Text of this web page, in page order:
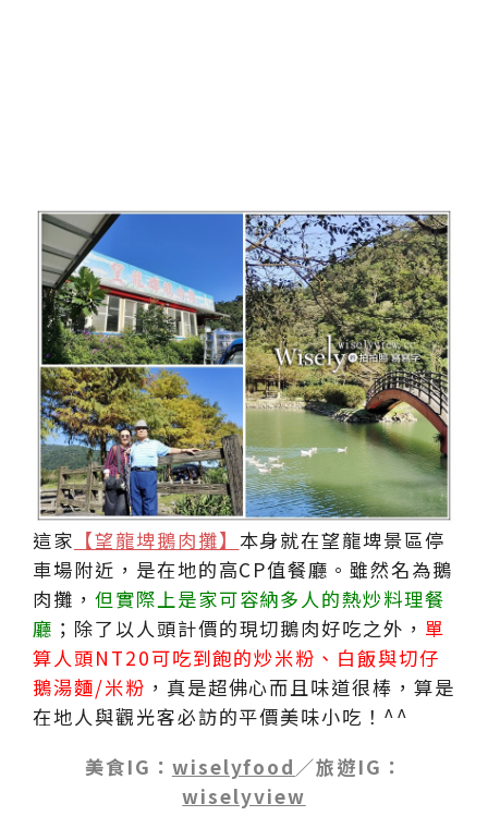
這家 【望龍埤鵝肉攤】 本身就在望龍埤景區停
車場附近，是在地的高CP值餐廳。雖然名為鵝
肉攤， 但實際上是家可容納多人的熱炒料理餐
廳 ；除了以人頭計價的現切鵝肉好吃之外， 單
算人頭NT20可吃到飽的炒米粉、白飯與切仔
鵝湯麵/米粉 ，真是超佛心而且味道很棒，算是
在地人與觀光客必訪的平價美味小吃！^^
美食IG： wiselyfood ／旅遊IG：
wiselyview